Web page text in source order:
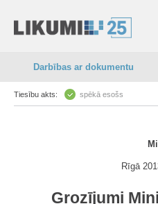
Darbības ar dokumentu
Tiesību akts: spēkā esošs
Rīgā
Grozījumi